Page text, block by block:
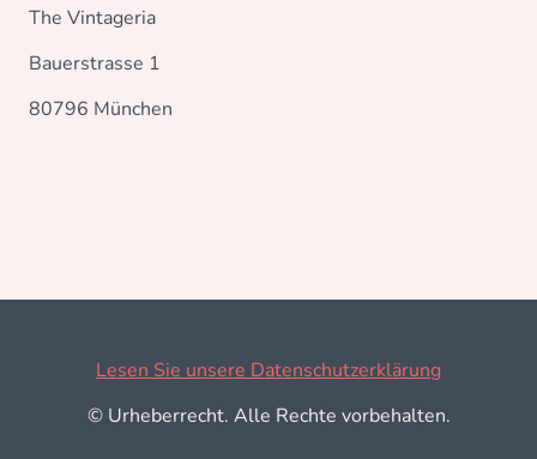
The Vintageria
Bauerstrasse 1
80796 München
Lesen Sie unsere Datenschutzerklärung
© Urheberrecht. Alle Rechte vorbehalten.